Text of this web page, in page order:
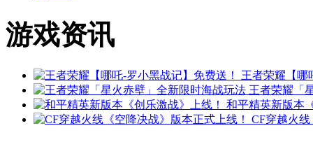
游戏资讯
王者荣耀【哪
王者荣耀「
和平精英新版本
CF穿越火